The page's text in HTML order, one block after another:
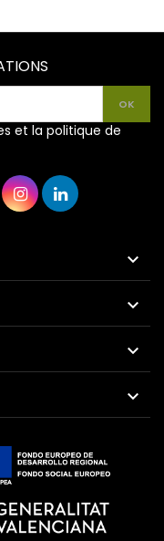
et la politique de



